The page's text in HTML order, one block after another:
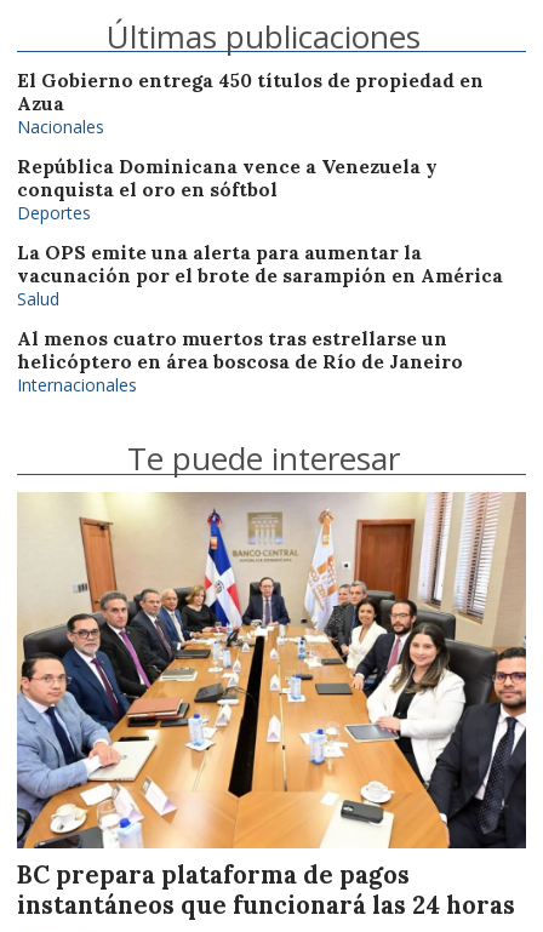
Últimas publicaciones
El Gobierno entrega 450 títulos de propiedad en
Azua
Nacionales
República Dominicana vence a Venezuela y
conquista el oro en sóftbol
Deportes
La OPS emite una alerta para aumentar la
vacunación por el brote de sarampión en América
Salud
Al menos cuatro muertos tras estrellarse un
helicóptero en área boscosa de Río de Janeiro
Internacionales
Te puede interesar
BC prepara plataforma de pagos
instantáneos que funcionará las 24 horas